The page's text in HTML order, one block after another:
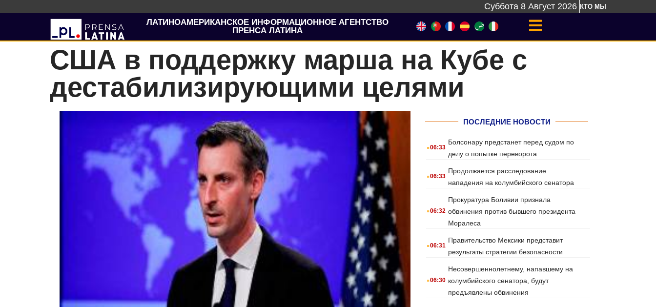
Суббота 8 Август 2026 КТО МЫ
ЛАТИНОАМЕРИКАНСКОЕ ИНФОРМАЦИОННОЕ АГЕНТСТВО
ПРЕНСА ЛАТИНА
США в поддержку марша на Кубе с
дестабилизирующими целями
ПОСЛЕДНИЕ НОВОСТИ
.06:33
Болсонару предстанет перед судом по
делу о попытке переворота
.06:33
Продолжается расследование
нападения на колумбийского сенатора
.06:32
Прокуратура Боливии признала
обвинения против бывшего президента
Моралеса
.06:31
Правительство Мексики представит
результаты стратегии безопасности
.06:30
Несовершеннолетнему, напавшему на
колумбийского сенатора, будут
предъявлены обвинения